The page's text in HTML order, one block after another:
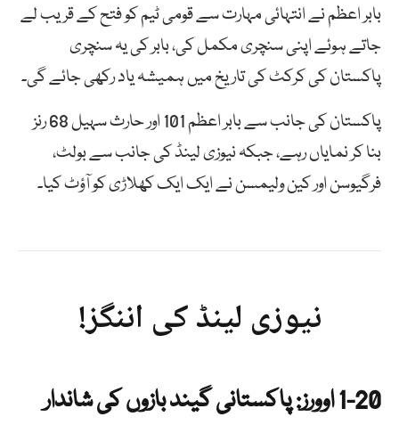
بابر اعظم نے انتہائی مہارت سے قومی ٹیم کو فتح کے قریب لے
جاتے ہوئے اپنی سنچری مکمل کی، بابر کی یہ سنچری
پاکستان کی کرکٹ کی تاریخ میں ہمیشہ یاد رکھی جائے گی۔
پاکستان کی جانب سے بابر اعظم 101 اور حارث سہیل 68 رنز
بنا کر نمایاں رہے، جبکہ نیوزی لینڈ کی جانب سے بولٹ،
فرگیوسن اور کین ولیمسن نے ایک ایک کھلاڑی کو آؤٹ کیا۔
نیوزی لینڈ کی اننگز!
1-20 اوورز: پاکستانی گیند بازوں کی شاندار